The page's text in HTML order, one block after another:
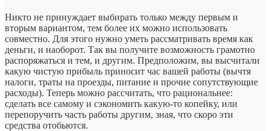
Никто не принуждает выбирать только между первым и
вторым вариантом, тем более их можно использовать
совместно. Для этого нужно уметь рассматривать время как
деньги, и наоборот. Так вы получите возможность грамотно
распоряжаться и тем, и другим. Предположим, вы высчитали
какую чистую прибыль приносит час вашей работы (вычтя
налоги, траты на проезды, питание и прочие сопутствующие
расходы). Теперь можно рассчитать, что рациональнее:
сделать все самому и сэкономить какую-то копейку, или
перепоручить часть работы другим, зная, что скоро эти
средства отобьются.